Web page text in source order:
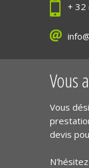
+ 32
Vous
Vous
devis